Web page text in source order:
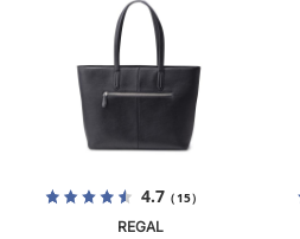
4.7（15）
REGAL